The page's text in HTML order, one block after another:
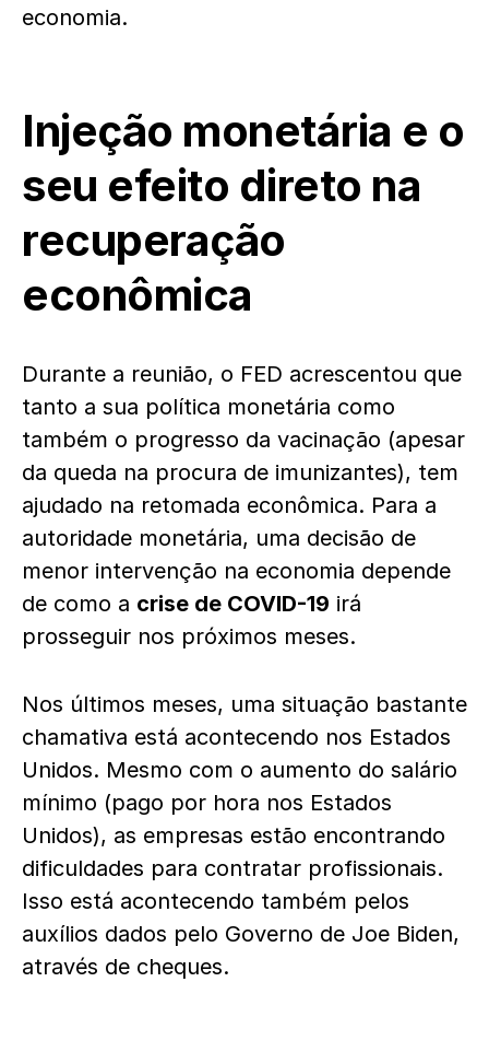
economia.
Injeção monetária e o
seu efeito direto na
recuperação
econômica
Durante a reunião, o FED acrescentou que
tanto a sua política monetária como
também o progresso da vacinação (apesar
da queda na procura de imunizantes), tem
ajudado na retomada econômica. Para a
autoridade monetária, uma decisão de
menor intervenção na economia depende
de como a crise de COVID-19 irá
prosseguir nos próximos meses.
Nos últimos meses, uma situação bastante
chamativa está acontecendo nos Estados
Unidos. Mesmo com o aumento do salário
mínimo (pago por hora nos Estados
Unidos), as empresas estão encontrando
dificuldades para contratar profissionais.
Isso está acontecendo também pelos
auxílios dados pelo Governo de Joe Biden,
através de cheques.